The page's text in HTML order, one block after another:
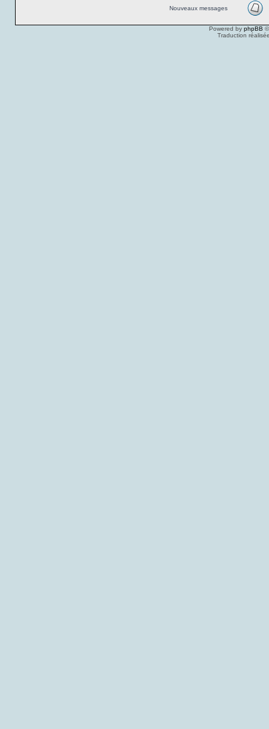
Nouveaux messages
Powered by phpBB
Traduction